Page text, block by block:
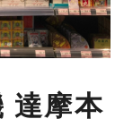
達摩本